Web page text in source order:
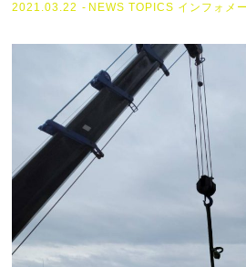
2021.03.22 NEWS TOPICS インフォメ